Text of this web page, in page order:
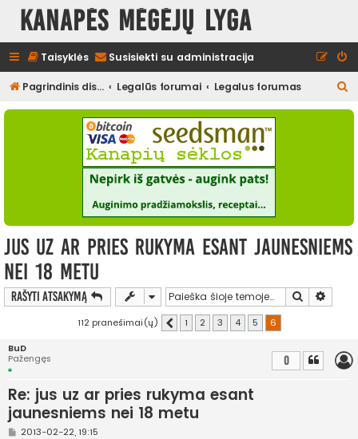
Kanapės mėgėjų lyga
Taisyklės Susisiekti su administracija
Pagrindinis diskusijų puslapis Legalūs forumai Legalus forumas
e
jus uz ar pries rukyma esant jaunesniems
nei 18 metu
Rašyti atsakymą Ieškoti
112 pranešimai(ų) Ankstesnis
1 2 3 4 5
6
BuD
Pažengęs
Re: jus uz ar pries rukyma esant
jaunesniems nei 18 metu
0
S2013-02-22, 19:15